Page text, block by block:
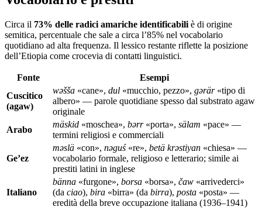
Circa il 73% delle radici amariche identificabili è di origine
semitica, percentuale che sale a circa l’85% nel vocabolario
quotidiano ad alta frequenza. Il lessico restante riflette la posizione
dell’Etiopia come crocevia di contatti linguistici.
Fonte
Esempi
Cuscitico
(agaw)
wəšša «cane», dul «mucchio, pezzo», gərär«tipo di
albero» — parole quotidiane spesso dal substrato agaw
originale
Arabo
mäskid «moschea», bərr«porta», sälam «pace» —
termini religiosi e commerciali
Ge’ez
məslä «con», nəguś«re», betä krəstiyan «chiesa» —
vocabolario formale, religioso e letterario; simile ai
prestiti latini in inglese
Italiano
bänna «furgone», borsa «borsa», čaw «arrivederci»
(da ciao), bira «birra» (da birra), posta «posta» —
eredità della breve occupazione italiana (1936–1941)